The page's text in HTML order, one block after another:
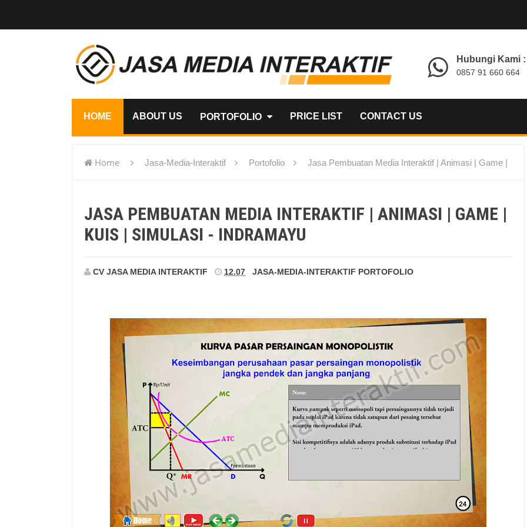
Hubungi Kami :
0857 91 660 664
HOME ABOUT US PORTOFOLIO PRICE LIST CONTACT US
Home Jasa-Media-Interaktif Portofolio Jasa Pembuatan Media Interaktif | Animasi | Game |
JASA PEMBUATAN MEDIA INTERAKTIF | ANIMASI | GAME |
KUIS | SIMULASI - INDRAMAYU
CV JASA MEDIA INTERAKTIF 12.07 JASA-MEDIA-INTERAKTIF PORTOFOLIO